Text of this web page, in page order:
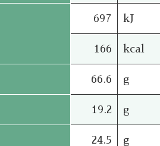
697 kJ
166 kcal
66.6 g
19.2 g
24.5 g